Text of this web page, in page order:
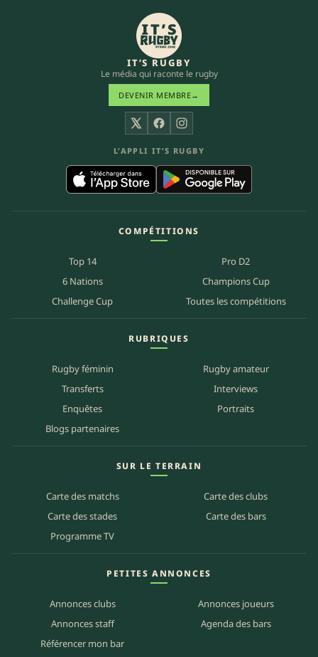
IT’S RUGBY
Le média qui raconte le rugby
DEVENIR MEMBRE→
X FacebookInstagram
L’APPLI IT’S RUGBY
COMPÉTITIONS
Top 14
Pro D2
6 Nations
Champions Cup
Challenge Cup
Toutes les compétitions
RUBRIQUES
Rugby féminin
Rugby amateur
Transferts
Interviews
Enquêtes
Portraits
Blogs partenaires
SUR LE TERRAIN
Carte des matchs
Carte des clubs
Carte des stades
Carte des bars
Programme TV
PETITES ANNONCES
Annonces clubs
Annonces joueurs
Annonces staff
Agenda des bars
Référencer mon bar